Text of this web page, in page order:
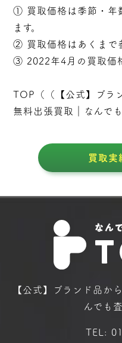
① 買取価格は季節・年
ます。
② 買取価格はあくまで
③ 2022年4月の買取価
TOP（（
【公式】ブラ
無料出張買取｜なんで
買取実
【公式】ブランド品か
んでも
TEL: